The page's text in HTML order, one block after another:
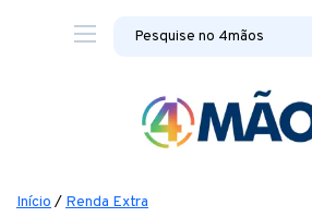
Início / Renda Extra